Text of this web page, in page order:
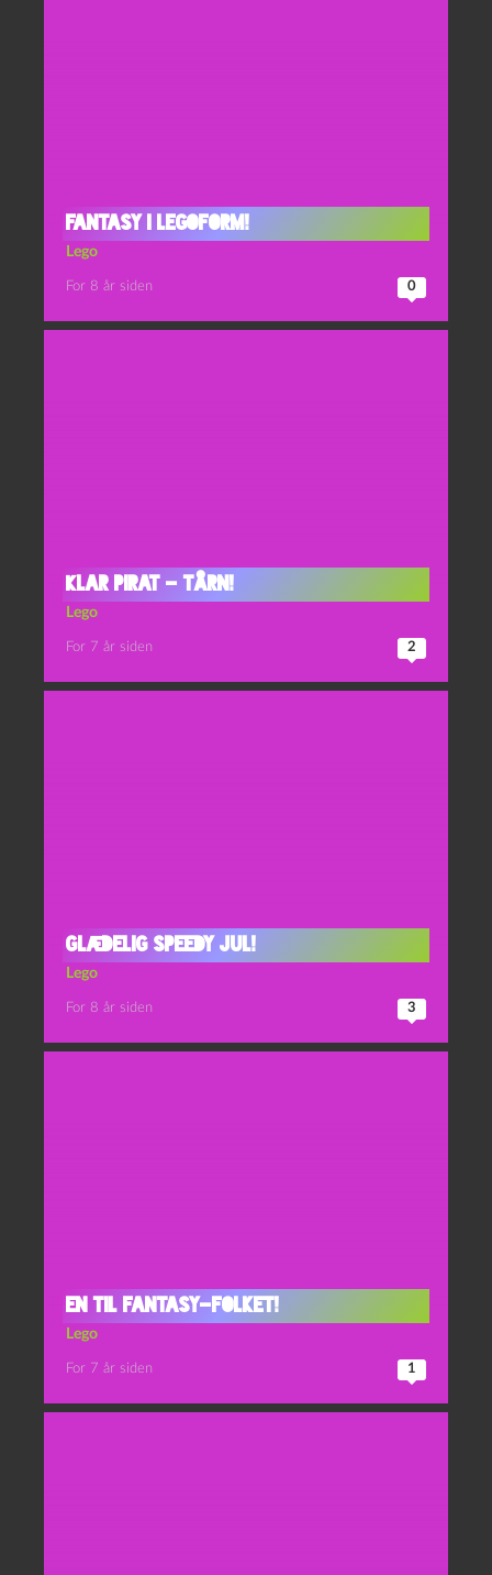
Fantasy i LEGOform!
Lego
For 8 år siden 0
Klar Pirat – Tårn!
Lego
For 7 år siden 2
Glædelig speedy jul!
Lego
For 8 år siden 3
En til fantasy-folket!
Lego
For 7 år siden 1